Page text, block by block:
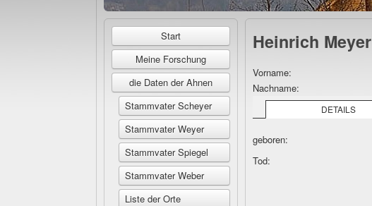
Start
Meine Forschung
die Daten der Ahnen
Stammvater Scheyer
Stammvater Weyer
Stammvater Spiegel
Stammvater Weber
Liste der Orte
Heinrich Meyer
Vorname:
Nachname:
DETAILS
geboren:
Tod: